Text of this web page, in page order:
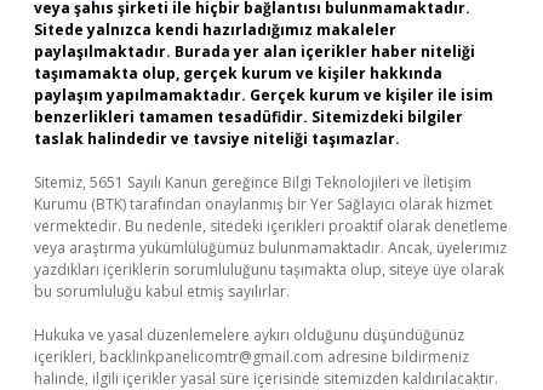
veya şahıs şirketi ile hiçbir bağlantısı bulunmamaktadır.
Sitede yalnızca kendi hazırladığımız makaleler
paylaşılmaktadır. Burada yer alan içerikler haber niteliği
taşımamakta olup, gerçek kurum ve kişiler hakkında
paylaşım yapılmamaktadır. Gerçek kurum ve kişiler ile isim
benzerlikleri tamamen tesadüfidir. Sitemizdeki bilgiler
taslak halindedir ve tavsiye niteliği taşımazlar.
Sitemiz, 5651 Sayılı Kanun gereğince Bilgi Teknolojileri ve İletişim
Kurumu (BTK) tarafından onaylanmış bir Yer Sağlayıcı olarak hizmet
vermektedir. Bu nedenle, sitedeki içerikleri proaktif olarak denetleme
veya araştırma yükümlülüğümüz bulunmamaktadır. Ancak, üyelerimiz
yazdıkları içeriklerin sorumluluğunu taşımakta olup, siteye üye olarak
bu sorumluluğu kabul etmiş sayılırlar.
Hukuka ve yasal düzenlemelere aykırı olduğunu düşündüğünüz
içerikleri, backlinkpanelicomtr@gmail.com adresine bildirmeniz
halinde, ilgili içerikler yasal süre içerisinde sitemizden kaldırılacaktır.